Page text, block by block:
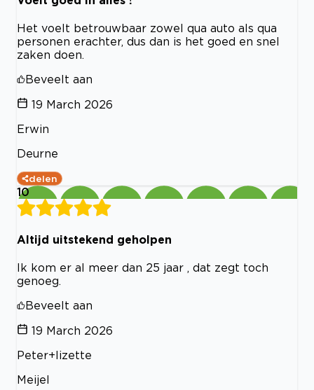
Het voelt betrouwbaar zowel qua auto als qua
personen erachter, dus dan is het goed en snel
zaken doen.
Beveelt aan
19 March 2026
Erwin
Deurne
delen
10
Altijd uitstekend geholpen
Ik kom er al meer dan 25 jaar , dat zegt toch
genoeg.
Beveelt aan
19 March 2026
Peter+lizette
Meijel